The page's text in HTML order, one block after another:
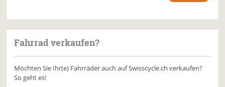
Fahrrad verkaufen?
Möchten Sie Ihr(e) Fahrräder auch auf Swisscycle.ch verkaufen?
So geht es!